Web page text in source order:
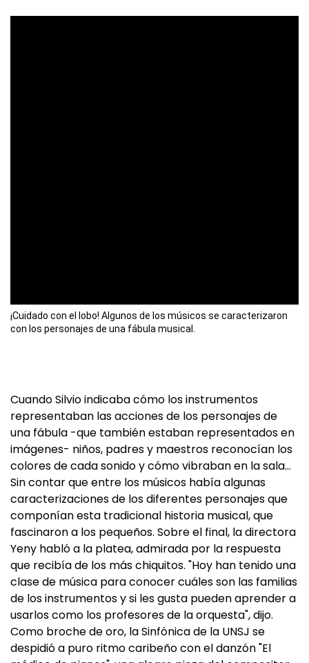
¡Cuidado con el lobo! Algunos de los músicos se caracterizaron
con los personajes de una fábula musical.
Cuando Silvio indicaba cómo los instrumentos
representaban las acciones de los personajes de
una fábula -que también estaban representados en
imágenes- niños, padres y maestros reconocían los
colores de cada sonido y cómo vibraban en la sala…
Sin contar que entre los músicos había algunas
caracterizaciones de los diferentes personajes que
componían esta tradicional historia musical, que
fascinaron a los pequeños. Sobre el final, la directora
Yeny habló a la platea, admirada por la respuesta
que recibía de los más chiquitos. "Hoy han tenido una
clase de música para conocer cuáles son las familias
de los instrumentos y si les gusta pueden aprender a
usarlos como los profesores de la orquesta", dijo.
Como broche de oro, la Sinfónica de la UNSJ se
despidió a puro ritmo caribeño con el danzón "El